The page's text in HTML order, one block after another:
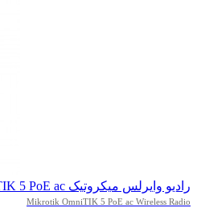
رادیو وایرلس میکروتیک OmniTIK 5 PoE ac
Mikrotik OmniTIK 5 PoE ac Wireless Radio